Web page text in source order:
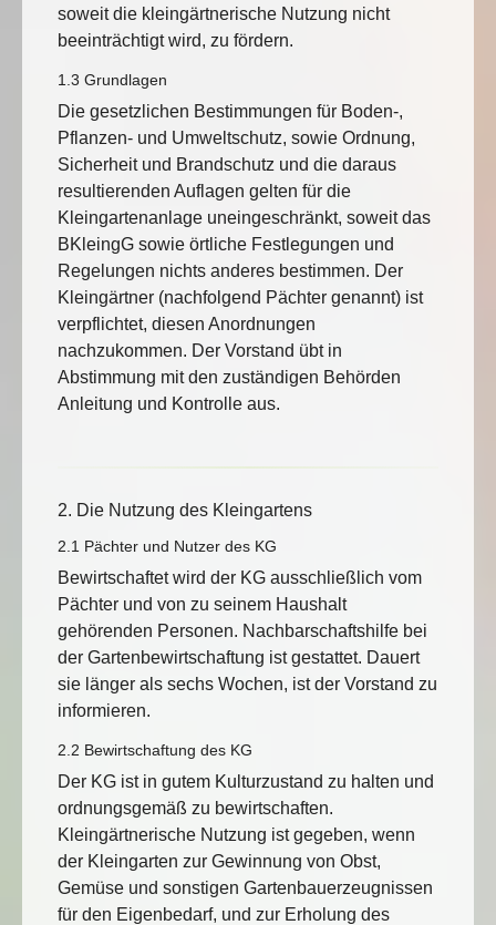
soweit die kleingärtnerische Nutzung nicht
beeinträchtigt wird, zu fördern.
1.3 Grundlagen
Die gesetzlichen Bestimmungen für Boden-,
Pflanzen- und Umweltschutz, sowie Ordnung,
Sicherheit und Brandschutz und die daraus
resultierenden Auflagen gelten für die
Kleingartenanlage uneingeschränkt, soweit das
BKleingG sowie örtliche Festlegungen und
Regelungen nichts anderes bestimmen. Der
Kleingärtner (nachfolgend Pächter genannt) ist
verpflichtet, diesen Anordnungen
nachzukommen. Der Vorstand übt in
Abstimmung mit den zuständigen Behörden
Anleitung und Kontrolle aus.
2. Die Nutzung des Kleingartens
2.1 Pächter und Nutzer des KG
Bewirtschaftet wird der KG ausschließlich vom
Pächter und von zu seinem Haushalt
gehörenden Personen. Nachbarschaftshilfe bei
der Gartenbewirtschaftung ist gestattet. Dauert
sie länger als sechs Wochen, ist der Vorstand zu
informieren.
2.2 Bewirtschaftung des KG
Der KG ist in gutem Kulturzustand zu halten und
ordnungsgemäß zu bewirtschaften.
Kleingärtnerische Nutzung ist gegeben, wenn
der Kleingarten zur Gewinnung von Obst,
Gemüse und sonstigen Gartenbauerzeugnissen
für den Eigenbedarf, und zur Erholung des